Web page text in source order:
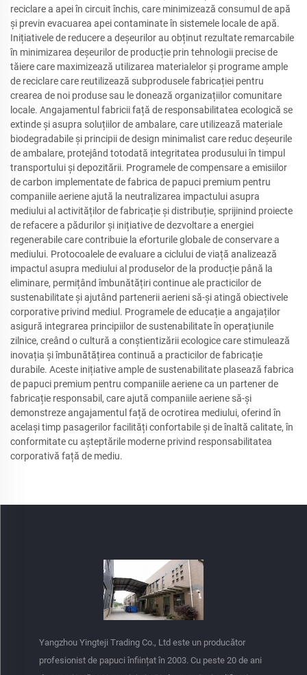
reciclare a apei în circuit închis, care minimizează consumul de apă
și previn evacuarea apei contaminate în sistemele locale de apă.
Inițiativele de reducere a deșeurilor au obținut rezultate remarcabile
în minimizarea deșeurilor de producție prin tehnologii precise de
tăiere care maximizează utilizarea materialelor și programe ample
de reciclare care reutilizează subprodusele fabricației pentru
crearea de noi produse sau le donează organizațiilor comunitare
locale. Angajamentul fabricii față de responsabilitatea ecologică se
extinde și asupra soluțiilor de ambalare, care utilizează materiale
biodegradabile și principii de design minimalist care reduc deșeurile
de ambalare, protejând totodată integritatea produsului în timpul
transportului și depozitării. Programele de compensare a emisiilor
de carbon implementate de fabrica de papuci premium pentru
companiile aeriene ajută la neutralizarea impactului asupra
mediului al activităților de fabricație și distribuție, sprijinind proiecte
de refacere a pădurilor și inițiative de dezvoltare a energiei
regenerabile care contribuie la eforturile globale de conservare a
mediului. Protocoalele de evaluare a ciclului de viață analizează
impactul asupra mediului al produselor de la producție până la
eliminare, permițând îmbunătățiri continue ale practicilor de
sustenabilitate și ajutând partenerii aerieni să-și atingă obiectivele
corporative privind mediul. Programele de educație a angajaților
asigură integrarea principiilor de sustenabilitate în operațiunile
zilnice, creând o cultură a conștientizării ecologice care stimulează
inovația și îmbunătățirea continuă a practicilor de fabricație
durabile. Aceste inițiative ample de sustenabilitate plasează fabrica
de papuci premium pentru companiile aeriene ca un partener de
fabricație responsabil, care ajută companiile aeriene să-și
demonstreze angajamentul față de ocrotirea mediului, oferind în
același timp pasagerilor facilități confortabile și de înaltă calitate, în
conformitate cu așteptările moderne privind responsabilitatea
corporativă față de mediu.
Yangzhou Yingteji Trading Co., Ltd este un producător
profesionist de papuci înființat în 2003. Cu peste 20 de ani